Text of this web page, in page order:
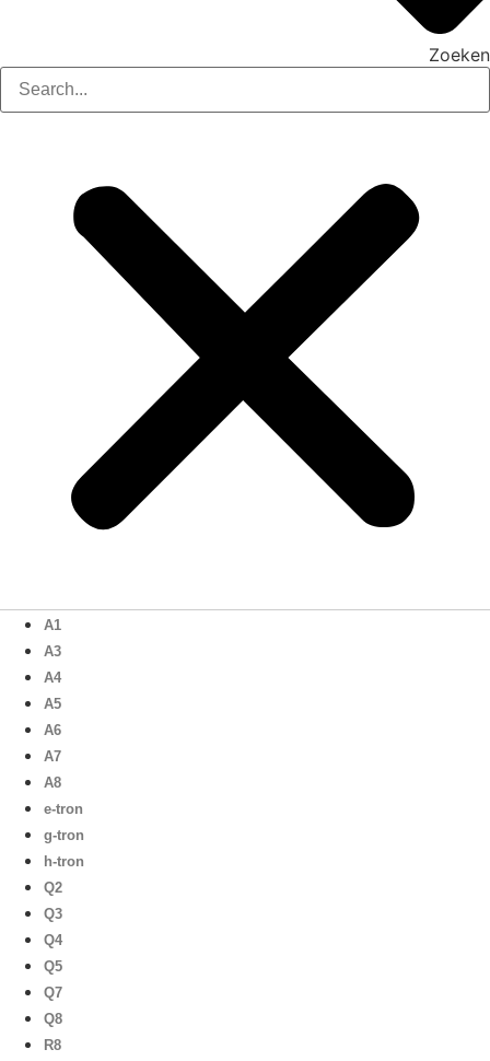
Zoeken
A1
A3
A4
A5
A6
A7
A8
e-tron
g-tron
h-tron
Q2
Q3
Q4
Q5
Q7
Q8
R8